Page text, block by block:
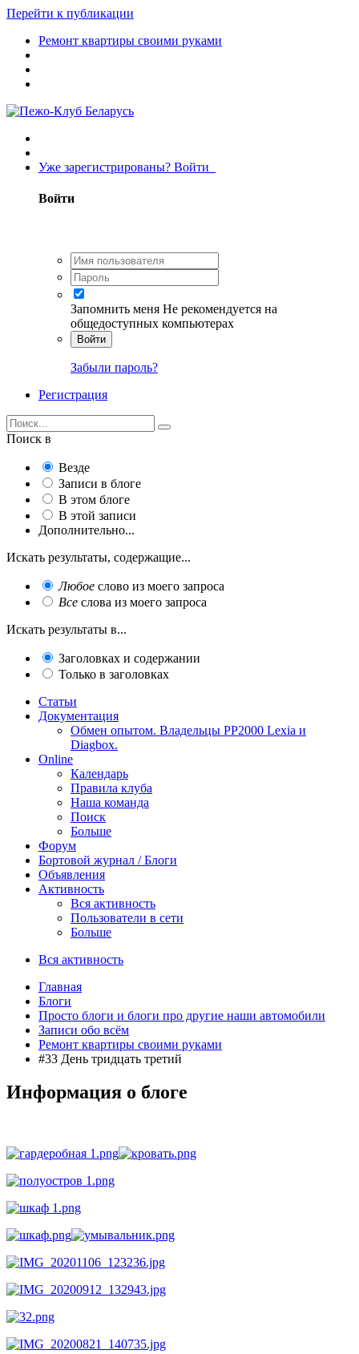
Перейти к публикации
Ремонт квартиры своими руками
Уже зарегистрированы? Войти
Войти
Запомнить меня Не рекомендуется на
общедоступных компьютерах
Войти
Забыли пароль?
Регистрация
Поиск в
Везде
Записи в блоге
В этом блоге
В этой записи
Дополнительно...
Искать результаты, содержащие...
Любое слово из моего запроса
Все слова из моего запроса
Искать результаты в...
Заголовках и содержании
Только в заголовках
Статьи
Документация
Обмен опытом. Владельцы PP2000 Lexia и
Diagbox.
Online
Календарь
Правила клуба
Наша команда
Поиск
Больше
Форум
Бортовой журнал / Блоги
Объявления
Активность
Вся активность
Пользователи в сети
Больше
Вся активность
Главная
Блоги
Просто блоги и блоги про другие наши автомобили
Записи обо всём
Ремонт квартиры своими руками
#33 День тридцать третий
Информация о блоге